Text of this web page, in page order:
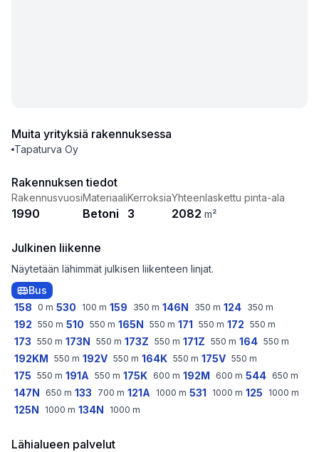
Muita yrityksiä rakennuksessa
Tapaturva Oy
Rakennuksen tiedot
Rakennusvuosi
1990
Materiaali
Betoni
Kerroksia
3
Yhteenlaskettu pinta-ala
2082 m²
Julkinen liikenne
Näytetään lähimmät julkisen liikenteen linjat.
Bus
158
0 m 530 100 m 159 350 m 146N 350 m 124 350 m
192 550 m 510 550 m 165N 550 m 171 550 m 172 550 m
173 550 m 173N 550 m 173Z 550 m 171Z 550 m 164 550 m
192KM 550 m 192V 550 m 164K 550 m 175V 550 m
175 550 m 191A 550 m 175K 600 m 192M 600 m 544 650 m
147N 650 m 133 700 m 121A 1000 m 531 1000 m 125 1000 m
125N 1000 m 134N 1000 m
Lähialueen palvelut